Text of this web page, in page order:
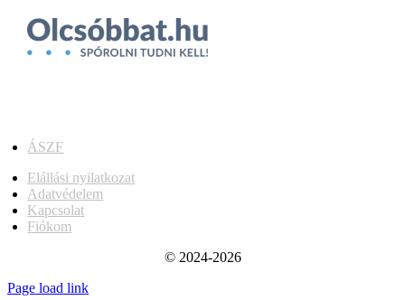
ÁSZF
Elállási nyilatkozat
Adatvédelem
Kapcsolat
Fiókom
© 2024-2026
Page load link